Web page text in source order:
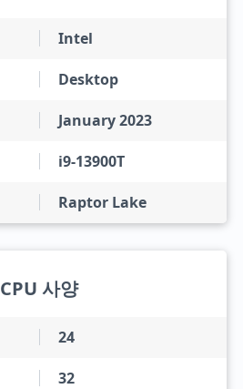
Intel
Desktop
January 2023
i9-13900T
Raptor Lake
CPU 사양
24
32